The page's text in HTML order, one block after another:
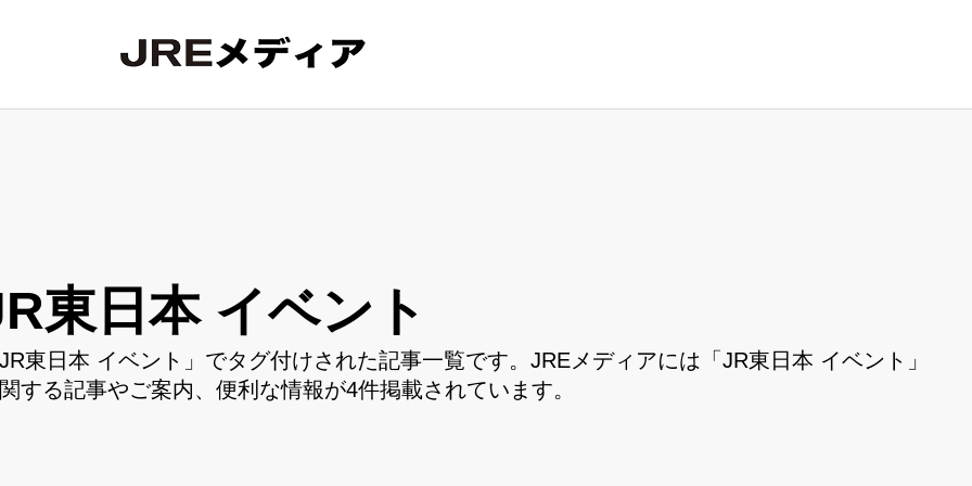
東日本 イベント
東日本 イベント」でタグ付けされた記事一覧です。JREメディアには「JR東日本 イベント」
する記事やご案内、便利な情報が4件掲載されています。